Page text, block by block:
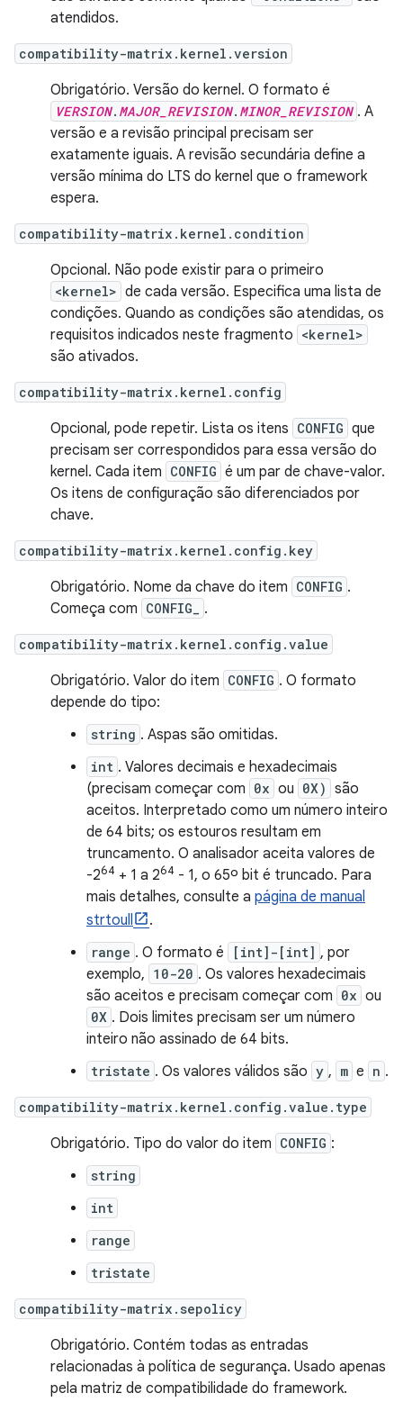
atendidos.
compatibility-matrix.kernel.version
Obrigatório. Versão do kernel. O formato é
VERSION. MAJOR_REVISION. MINOR_REVISION . A
versão e a revisão principal precisam ser
exatamente iguais. A revisão secundária define a
versão mínima do LTS do kernel que o framework
espera.
compatibility-matrix.kernel.condition
Opcional. Não pode existir para o primeiro
<kernel> de cada versão. Especifica uma lista de
condições. Quando as condições são atendidas, os
requisitos indicados neste fragmento <kernel>
são ativados.
compatibility-matrix.kernel.config
Opcional, pode repetir. Lista os itens CONFIG que
precisam ser correspondidos para essa versão do
kernel. Cada item CONFIG é um par de chave-valor.
Os itens de configuração são diferenciados por
chave.
compatibility-matrix.kernel.config.key
Obrigatório. Nome da chave do item CONFIG .
Começa com CONFIG_ .
compatibility-matrix.kernel.config.value
Obrigatório. Valor do item CONFIG . O formato
depende do tipo:
string . Aspas são omitidas.
int . Valores decimais e hexadecimais
(precisam começar com 0x ou 0X) são
aceitos. Interpretado como um número inteiro
de 64 bits; os estouros resultam em
truncamento. O analisador aceita valores de
-264 + 1 a 264 - 1, o 65º bit é truncado. Para
mais detalhes, consulte a página de manual
strtoull
.
range . O formato é [int]-[int] , por
exemplo, 10-20 . Os valores hexadecimais
são aceitos e precisam começar com 0x ou
0X . Dois limites precisam ser um número
inteiro não assinado de 64 bits.
tristate . Os valores válidos são y , m e n .
compatibility-matrix.kernel.config.value.type
Obrigatório. Tipo do valor do item CONFIG :
string
int
range
tristate
compatibility-matrix.sepolicy
Obrigatório. Contém todas as entradas
relacionadas à política de segurança. Usado apenas
pela matriz de compatibilidade do framework.